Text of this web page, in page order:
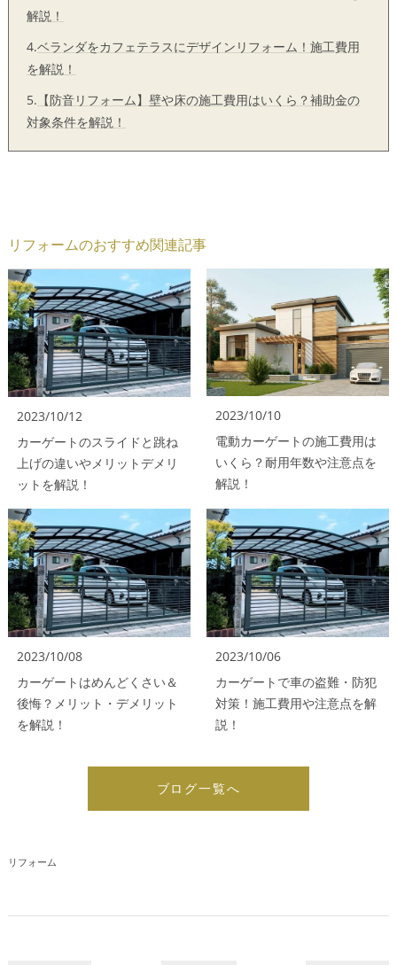
解説！
4.ベランダをカフェテラスにデザインリフォーム！施工費用
を解説！
5. 【防音リフォーム】壁や床の施工費用はいくら？補助金の
対象条件を解説！
リフォームのおすすめ関連記事
2023/10/12
カーゲートのスライドと跳ね
上げの違いやメリットデメリ
ットを解説！
2023/10/10
電動カーゲートの施工費用は
いくら？耐用年数や注意点を
解説！
2023/10/08
カーゲートはめんどくさい＆
後悔？メリット・デメリット
を解説！
2023/10/06
カーゲートで車の盗難・防犯
対策！施工費用や注意点を解
説！
ブログ一覧へ
リフォーム